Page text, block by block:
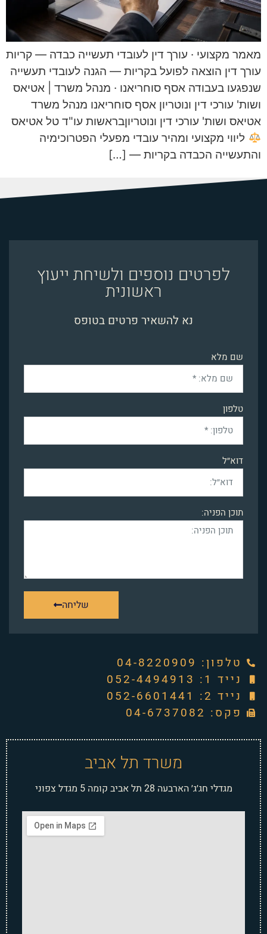
מאמר מקצועי · עורך דין לעובדי תעשייה כבדה — קריות
עורך דין הוצאה לפועל בקריות — הגנה לעובדי תעשייה
שנפגעו בעבודה אסף סוחריאנו · מנהל משרד | אטיאס
ושות' עורכי דין ונוטריון אסף סוחריאנו מנהל משרד
אטיאס ושות' עורכי דין ונוטריוןבראשות עו"ד טל אטיאס
ליווי מקצועי ומהיר עובדי מפעלי הפטרוכימיה
והתעשייה הכבדה בקריות — […]
לפרטים נוספים ולשיחת ייעוץ
ראשונית
נא להשאיר פרטים בטופס
שם מלא
טלפון
דוא״ל
תוכן הפניה:
שליחה
טלפון: ‭04-8220909‬
נייד 1: 052-4494913
נייד 2: 052-6601441
פקס: 04-6737082
משרד תל אביב
מגדלי חג׳ג׳ הארבעה 28 תל אביב קומה 5 מגדל צפוני